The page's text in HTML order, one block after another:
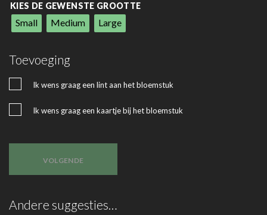
KIES DE GEWENSTE GROOTTE
Small Medium Large
Toevoeging
Ik wens graag een lint aan het bloemstuk
Ik wens graag een kaartje bij het bloemstuk
VOLGENDE
Andere suggesties…